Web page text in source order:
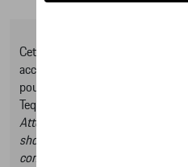
Cet online shop vous présente
accessoires Tequipment, pour
pouvez consulter notre Moteur de
Tequipment.
Attention, en cliquant sur le lien
shop et dans ce catalogue vous
commander des articles en ligne.